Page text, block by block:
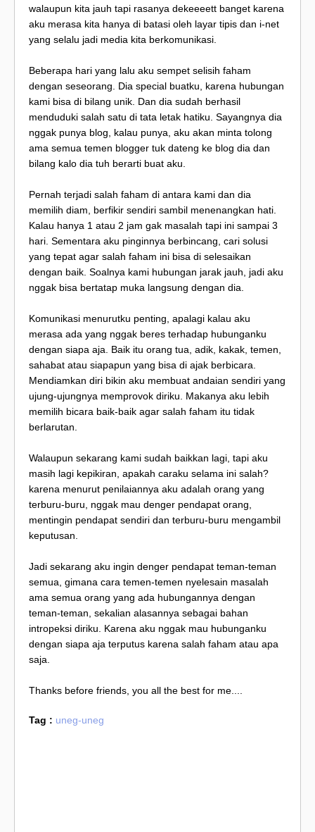
walaupun kita jauh tapi rasanya dekeeeett banget karena
aku merasa kita hanya di batasi oleh layar tipis dan i-net
yang selalu jadi media kita berkomunikasi.
Beberapa hari yang lalu aku sempet selisih faham
dengan seseorang. Dia special buatku, karena hubungan
kami bisa di bilang unik. Dan dia sudah berhasil
menduduki salah satu di tata letak hatiku. Sayangnya dia
nggak punya blog, kalau punya, aku akan minta tolong
ama semua temen blogger tuk dateng ke blog dia dan
bilang kalo dia tuh berarti buat aku.
Pernah terjadi salah faham di antara kami dan dia
memilih diam, berfikir sendiri sambil menenangkan hati.
Kalau hanya 1 atau 2 jam gak masalah tapi ini sampai 3
hari. Sementara aku pinginnya berbincang, cari solusi
yang tepat agar salah faham ini bisa di selesaikan
dengan baik. Soalnya kami hubungan jarak jauh, jadi aku
nggak bisa bertatap muka langsung dengan dia.
Komunikasi menurutku penting, apalagi kalau aku
merasa ada yang nggak beres terhadap hubunganku
dengan siapa aja. Baik itu orang tua, adik, kakak, temen,
sahabat atau siapapun yang bisa di ajak berbicara.
Mendiamkan diri bikin aku membuat andaian sendiri yang
ujung-ujungnya memprovok diriku. Makanya aku lebih
memilih bicara baik-baik agar salah faham itu tidak
berlarutan.
Walaupun sekarang kami sudah baikkan lagi, tapi aku
masih lagi kepikiran, apakah caraku selama ini salah?
karena menurut penilaiannya aku adalah orang yang
terburu-buru, nggak mau denger pendapat orang,
mentingin pendapat sendiri dan terburu-buru mengambil
keputusan.
Jadi sekarang aku ingin denger pendapat teman-teman
semua, gimana cara temen-temen nyelesain masalah
ama semua orang yang ada hubungannya dengan
teman-teman, sekalian alasannya sebagai bahan
intropeksi diriku. Karena aku nggak mau hubunganku
dengan siapa aja terputus karena salah faham atau apa
saja.
Thanks before friends, you all the best for me....
Tag : uneg-uneg